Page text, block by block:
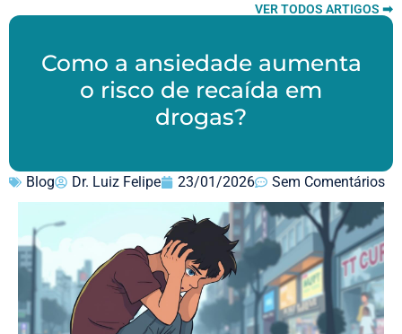
VER TODOS ARTIGOS ➡
Como a ansiedade aumenta
o risco de recaída em
drogas?
Blog Dr. Luiz Felipe 23/01/2026 Sem Comentários